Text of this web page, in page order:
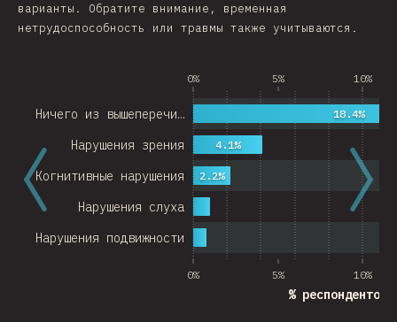
варианты. Обратите внимание, временная
нетрудоспособность или травмы также учитываются.
0% 5% 10%
0% 5% 10%
% респондентов
Нарушения подвижности
Нарушения слуха
Когнитивные нарушения
Нарушения зрения
Ничего из вышеперечи…
2.2%
4.1%
18.4%